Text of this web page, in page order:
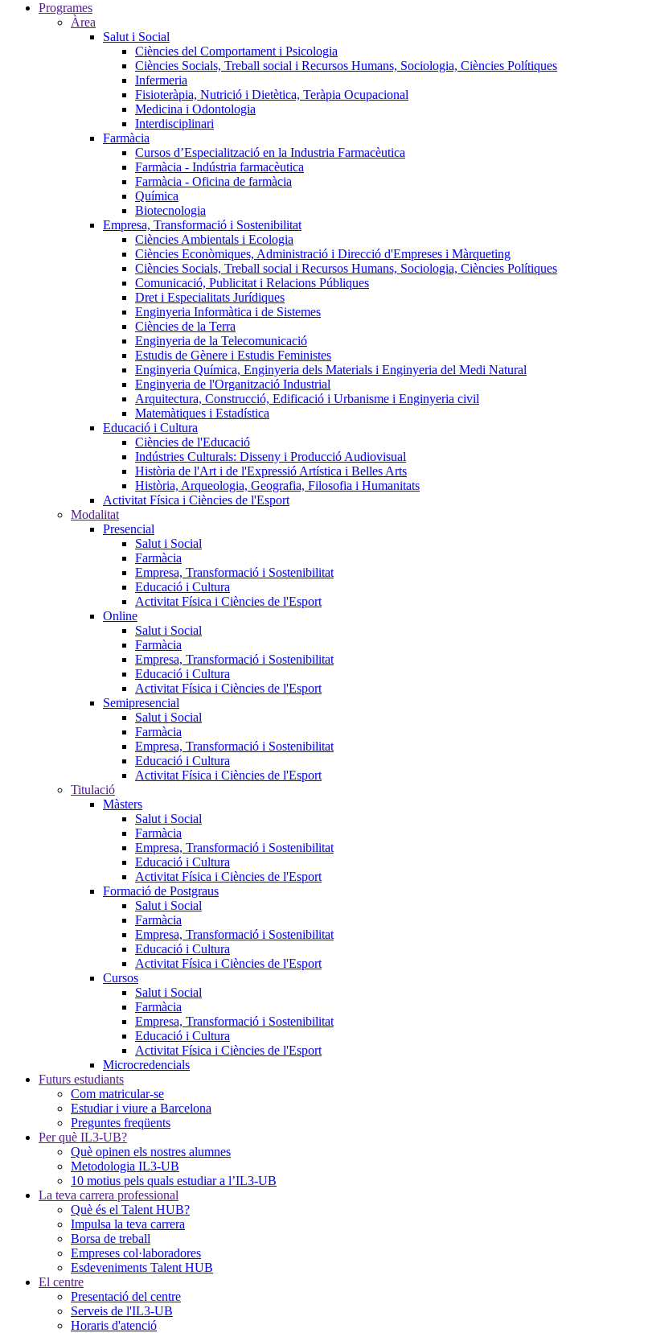
Programes
Àrea
Salut i Social
Ciències del Comportament i Psicologia
Ciències Socials, Treball social i Recursos Humans, Sociologia, Ciències Polítiques
Infermeria
Fisioteràpia, Nutrició i Dietètica, Teràpia Ocupacional
Medicina i Odontologia
Interdisciplinari
Farmàcia
Cursos d’Especialització en la Industria Farmacèutica
Farmàcia - Indústria farmacèutica
Farmàcia - Oficina de farmàcia
Química
Biotecnologia
Empresa, Transformació i Sostenibilitat
Ciències Ambientals i Ecologia
Ciències Econòmiques, Administració i Direcció d'Empreses i Màrqueting
Ciències Socials, Treball social i Recursos Humans, Sociologia, Ciències Polítiques
Comunicació, Publicitat i Relacions Públiques
Dret i Especialitats Jurídiques
Enginyeria Informàtica i de Sistemes
Ciències de la Terra
Enginyeria de la Telecomunicació
Estudis de Gènere i Estudis Feministes
Enginyeria Química, Enginyeria dels Materials i Enginyeria del Medi Natural
Enginyeria de l'Organització Industrial
Arquitectura, Construcció, Edificació i Urbanisme i Enginyeria civil
Matemàtiques i Estadística
Educació i Cultura
Ciències de l'Educació
Indústries Culturals: Disseny i Producció Audiovisual
Història de l'Art i de l'Expressió Artística i Belles Arts
Història, Arqueologia, Geografia, Filosofia i Humanitats
Activitat Física i Ciències de l'Esport
Modalitat
Presencial
Salut i Social
Farmàcia
Empresa, Transformació i Sostenibilitat
Educació i Cultura
Activitat Física i Ciències de l'Esport
Online
Salut i Social
Farmàcia
Empresa, Transformació i Sostenibilitat
Educació i Cultura
Activitat Física i Ciències de l'Esport
Semipresencial
Salut i Social
Farmàcia
Empresa, Transformació i Sostenibilitat
Educació i Cultura
Activitat Física i Ciències de l'Esport
Titulació
Màsters
Salut i Social
Farmàcia
Empresa, Transformació i Sostenibilitat
Educació i Cultura
Activitat Física i Ciències de l'Esport
Formació de Postgraus
Salut i Social
Farmàcia
Empresa, Transformació i Sostenibilitat
Educació i Cultura
Activitat Física i Ciències de l'Esport
Cursos
Salut i Social
Farmàcia
Empresa, Transformació i Sostenibilitat
Educació i Cultura
Activitat Física i Ciències de l'Esport
Microcredencials
Futurs estudiants
Com matricular-se
Estudiar i viure a Barcelona
Preguntes freqüents
Per què IL3-UB?
Què opinen els nostres alumnes
Metodologia IL3-UB
10 motius pels quals estudiar a l’IL3-UB
La teva carrera professional
Què és el Talent HUB?
Impulsa la teva carrera
Borsa de treball
Empreses col·laboradores
Esdeveniments Talent HUB
El centre
Presentació del centre
Serveis de l'IL3-UB
Horaris d'atenció